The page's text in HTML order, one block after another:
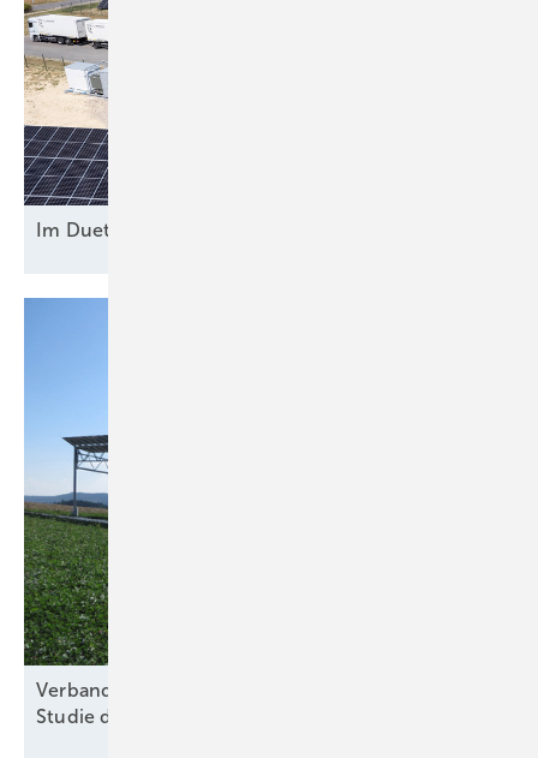
Im Duett am
Verband für nachhaltige Agri-PV kritisiert Kosten-
Studie des